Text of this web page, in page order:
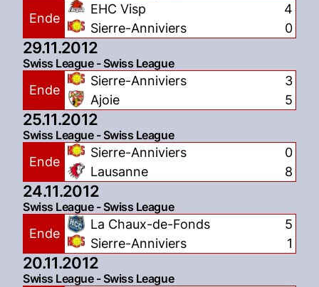
Ende
EHC Visp
Sierre-Anniviers
4
0
29.11.2012
Swiss League - Swiss League
Ende
Sierre-Anniviers
Ajoie
3
5
25.11.2012
Swiss League - Swiss League
Ende
Sierre-Anniviers
Lausanne
0
8
24.11.2012
Swiss League - Swiss League
Ende
La Chaux-de-Fonds
Sierre-Anniviers
5
1
20.11.2012
Swiss League - Swiss League